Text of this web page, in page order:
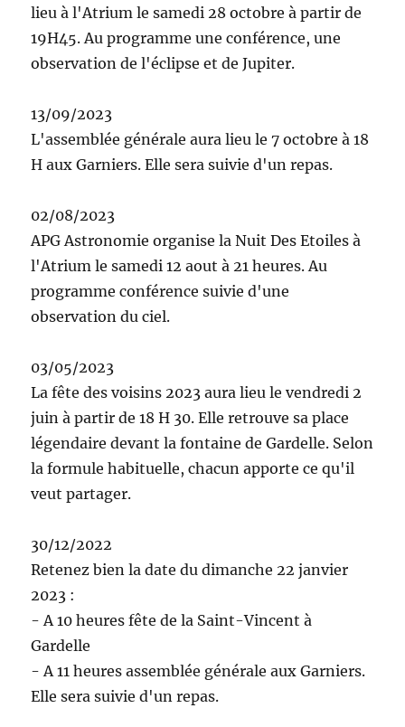
lieu à l'Atrium le samedi 28 octobre à partir de
19H45. Au programme une conférence, une
observation de l'éclipse et de Jupiter.
13/09/2023
L'assemblée générale aura lieu le 7 octobre à 18
H aux Garniers. Elle sera suivie d'un repas.
02/08/2023
APG Astronomie organise la Nuit Des Etoiles à
l'Atrium le samedi 12 aout à 21 heures. Au
programme conférence suivie d'une
observation du ciel.
03/05/2023
La fête des voisins 2023 aura lieu le vendredi 2
juin à partir de 18 H 30. Elle retrouve sa place
légendaire devant la fontaine de Gardelle. Selon
la formule habituelle, chacun apporte ce qu'il
veut partager.
30/12/2022
Retenez bien la date du dimanche 22 janvier
2023 :
- A 10 heures fête de la Saint-Vincent à
Gardelle
- A 11 heures assemblée générale aux Garniers.
Elle sera suivie d'un repas.